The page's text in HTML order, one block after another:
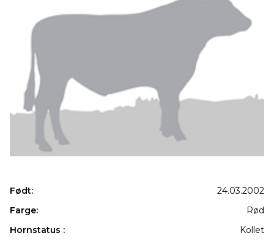
Født:
24.03.2002
Farge:
Rød
Hornstatus :
Kollet